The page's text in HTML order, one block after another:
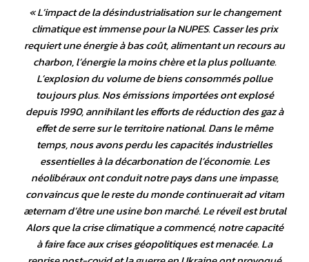
« L’impact de la désindustrialisation sur le changement
climatique est immense pour la NUPES. Casser les prix
requiert une énergie à bas coût, alimentant un recours au
charbon, l’énergie la moins chère et la plus polluante.
L’explosion du volume de biens consommés pollue
toujours plus. Nos émissions importées ont explosé
depuis 1990, annihilant les efforts de réduction des gaz à
effet de serre sur le territoire national. Dans le même
temps, nous avons perdu les capacités industrielles
essentielles à la décarbonation de l’économie. Les
néolibéraux ont conduit notre pays dans une impasse,
convaincus que le reste du monde continueraitad vitam
æternamd’être une usine bon marché. Le réveil est brutal
Alors que la crise climatique a commencé, notre capacité
à faire face aux crises géopolitiques est menacée. La